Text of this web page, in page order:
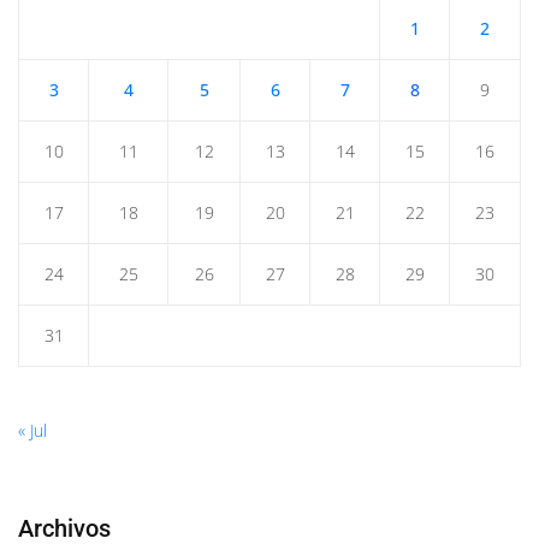
1 2
3 4 5 6 7 8 9
10 11 12 13 14 15 16
17 18 19 20 21 22 23
24 25 26 27 28 29 30
31
« Jul
Archivos